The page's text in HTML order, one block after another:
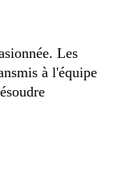
Les
à l'équipe